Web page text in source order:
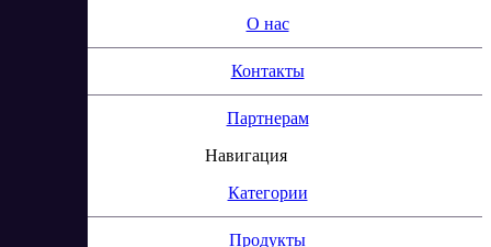
О нас
Контакты
Партнерам
Навигация
Категории
Продукты